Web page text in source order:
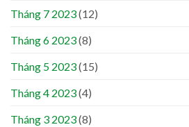
Tháng 7 2023(12)
Tháng 6 2023(8)
Tháng 5 2023(15)
Tháng 4 2023(4)
Tháng 3 2023(8)